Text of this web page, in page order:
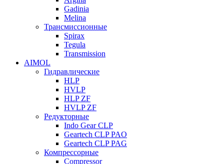
Gadinia
Melina
Трансмиссионные
Spirax
Tegula
Transmission
AIMOL
Гидравлические
HLP
HVLP
HLP ZF
HVLP ZF
Редукторные
Indo Gear CLP
Geartech CLP PAO
Geartech CLP PAG
Компрессорные
Compressor